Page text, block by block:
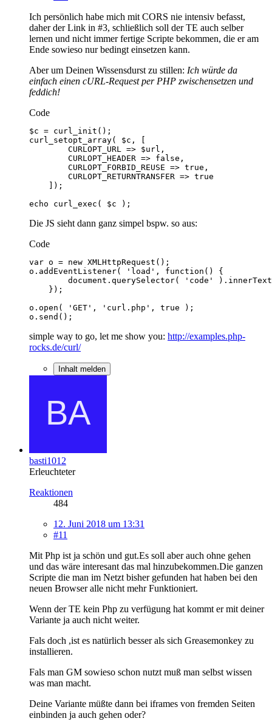
Ich persönlich habe mich mit CORS nie intensiv befasst,
daher der Link in #3, schließlich soll der TE auch selber
lernen und nicht immer fertige Scripte bekommen, die er am
Ende sowieso nur bedingt einsetzen kann.
Aber um Deinen Wissensdurst zu stillen: Ich würde da
einfach einen cURL-Request per PHP zwischensetzen und
feddich!
Code
echo curl_exec( $c );
Die JS sieht dann ganz simpel bspw. so aus:
Code
o.send();
simple way to go, let me show you: http://examples.php-
rocks.de/curl/
Inhalt melden
basti1012
Erleuchteter
Reaktionen
484
12. Juni 2018 um 13:31
#11
Mit Php ist ja schön und gut.Es soll aber auch ohne gehen
und das wäre interesant das mal hinzubekommen.Die ganzen
Scripte die man im Netzt bisher gefunden hat haben bei den
neuen Browser alle nicht mehr Funktioniert.
Wenn der TE kein Php zu verfügung hat kommt er mit deiner
Variante ja auch nicht weiter.
Fals doch ,ist es natürlich besser als sich Greasemonkey zu
installieren.
Fals man GM sowieso schon nutzt muß man selbst wissen
was man macht.
Deine Variante müßte dann bei iframes von fremden Seiten
einbinden ja auch gehen oder?